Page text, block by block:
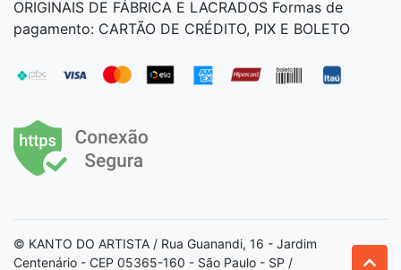
ORIGINAIS DE FÁBRICA E LACRADOS Formas de
pagamento: CARTÃO DE CRÉDITO, PIX E BOLETO
© KANTO DO ARTISTA / Rua Guanandi, 16 - Jardim
Centenário - CEP 05365-160 - São Paulo - SP /